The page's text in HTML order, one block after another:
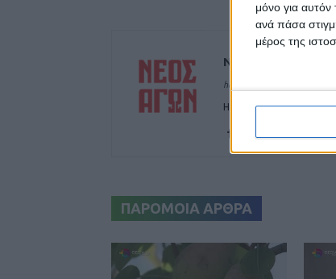
μόνο για αυτόν
ανά πάσα
μέρος της
ΝΕΟΣ ΑΓΩΝ
https://neosagon.gr
Η Αρχαιότερη
ΠΑΡΟΜΟΙΑ ΑΡΘΡΑ